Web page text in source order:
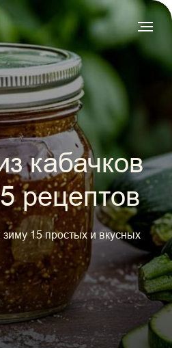
кабачков
рецептов
15 простых и вкусных